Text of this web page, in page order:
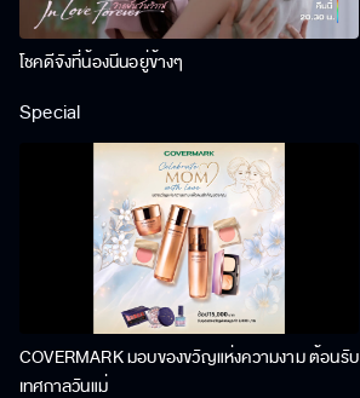
โชคดีจังที่น้องนีนอยู่ข้างๆ
Special
COVERMARK มอบของขวัญแห่งความงาม ต้อนรับ
เทศกาลวันแม่